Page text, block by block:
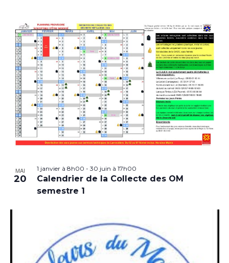
MAI
20
1 janvier à 8h00 - 30 juin à 17h00
Calendrier de la Collecte des OM
semestre 1